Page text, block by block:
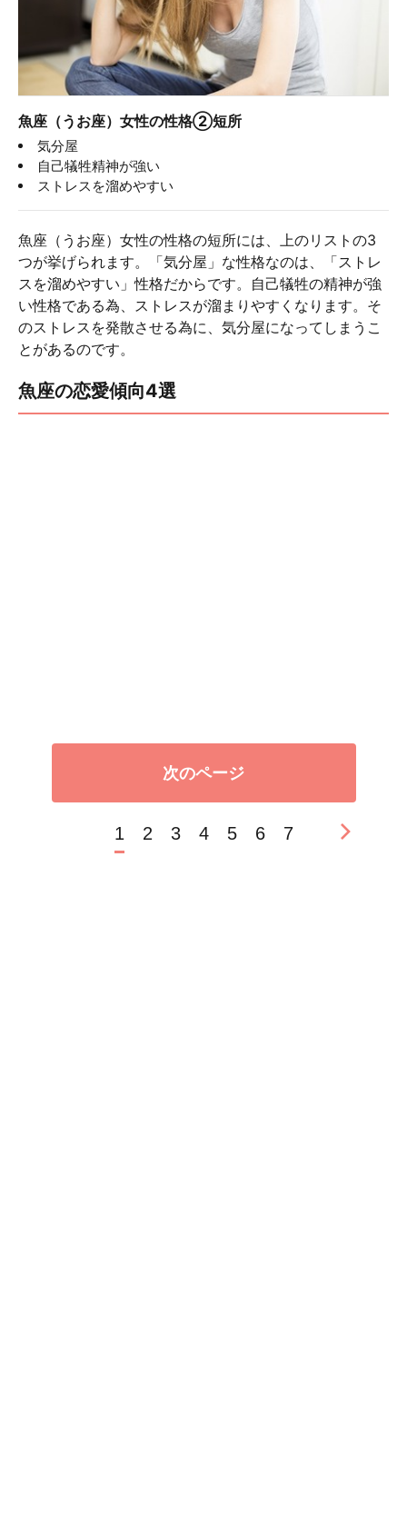
魚座（うお座）女性の性格②短所
気分屋
自己犠牲精神が強い
ストレスを溜めやすい
魚座（うお座）女性の性格の短所には、上のリストの3
つが挙げられます。「気分屋」な性格なのは、「ストレ
スを溜めやすい」性格だからです。自己犠牲の精神が強
い性格である為、ストレスが溜まりやすくなります。そ
のストレスを発散させる為に、気分屋になってしまうこ
とがあるのです。
魚座の恋愛傾向4選
次のページ
1 2 3 4 5 6 7